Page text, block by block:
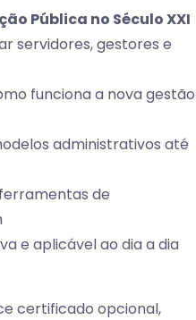
Pública no Século XXI
servidores, gestores e
funciona a nova gestão
administrativos até
de
e aplicável ao dia a dia
certificado opcional,